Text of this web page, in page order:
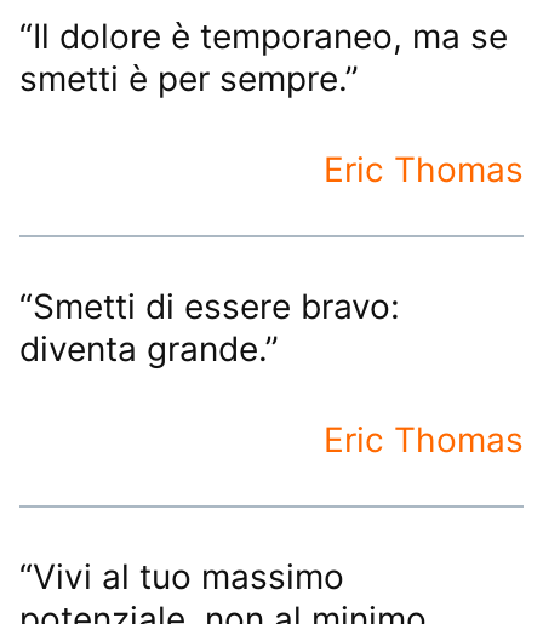
“Il dolore è temporaneo, ma se
smetti è per sempre.”
Eric Thomas
“Smetti di essere bravo:
diventa grande.”
Eric Thomas
“Vivi al tuo massimo